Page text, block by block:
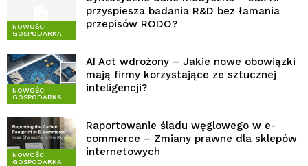
NOWOŚCI
GOSPODARKA
przyspiesza badania R&D bez łamania
przepisów RODO?
NOWOŚCI
GOSPODARKA
AI Act wdrożony – Jakie nowe obowiązki
mają firmy korzystające ze sztucznej
inteligencji?
NOWOŚCI
GOSPODARKA
Raportowanie śladu węglowego w e-
commerce – Zmiany prawne dla sklepów
internetowych